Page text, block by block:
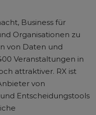
Business für
Organisationen zu
von Daten und
Veranstaltungen in
attraktiver. RX ist
von
Entscheidungstools